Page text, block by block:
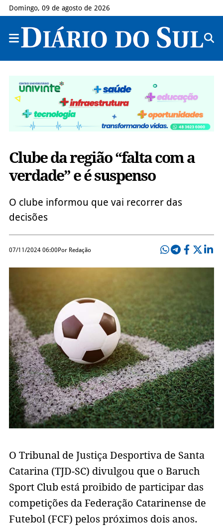
Domingo, 09 de agosto de 2026
Clube da região “falta com a
verdade” e é suspenso
O clube informou que vai recorrer das
decisões
07/11/2024 06:00Por Redação
O Tribunal de Justiça Desportiva de Santa
Catarina (TJD-SC) divulgou que o Baruch
Sport Club está proibido de participar das
competições da Federação Catarinense de
Futebol (FCF) pelos próximos dois anos.